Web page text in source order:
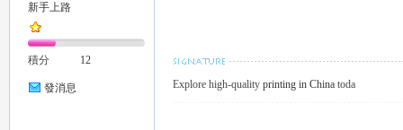
新手上路
積分 12
發消息 Explore high-quality printing in China toda